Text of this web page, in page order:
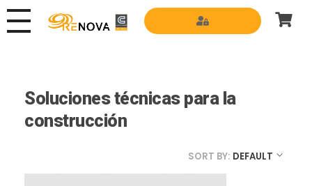
Soluciones técnicas para la
construcción
SORT BY: DEFAULT